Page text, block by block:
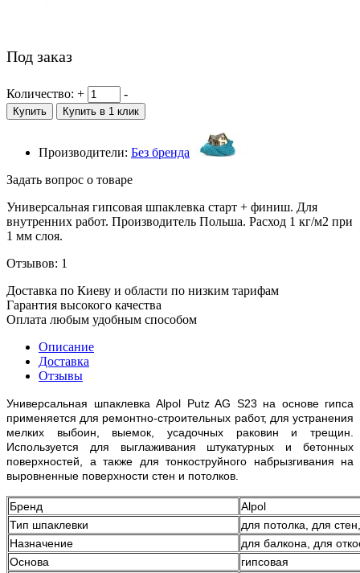
Под заказ
Количество: + -
Купить Купить в 1 клик
Производители: Без бренда
Задать вопрос о товаре
Универсальная гипсовая шпаклевка старт + финиш. Для
внутренних работ. Производитель Польша. Расход 1 кг/м2 при
1 мм слоя.
Отзывов: 1
Доставка по Киеву и области по низким тарифам
Гарантия высокого качества
Оплата любым удобным способом
Описание
Доставка
Отзывы
Универсальная шпаклевка Alpol Putz AG S23 на основе гипса
применяется для ремонтно-строительных работ, для устранения
мелких выбоин, выемок, усадочных раковин и трещин.
Используется для выглаживания штукатурных и бетонных
поверхностей, а также для тонкоструйного набрызгивания на
выровненные поверхности стен и потолков.
Бренд
Alpol
Тип шпаклевки
для потолка, для
Назначение
для балкона, для
Основа
гипсовая